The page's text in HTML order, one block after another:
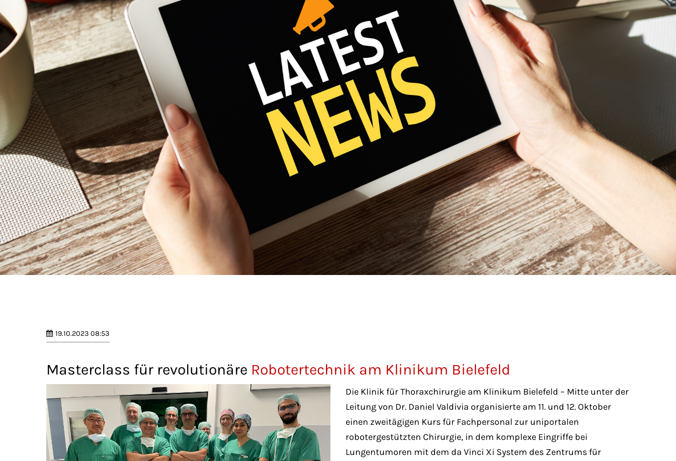
Mon - Fri 8:00am - 5:00pm
19.10.2023 08:53
Masterclass für revolutionäre Robotertechnik am Klinikum Bielefeld
Die Klinik für Thoraxchirurgie am Klinikum Bielefeld – Mitte unter der
Leitung von Dr. Daniel Valdivia organisierte am 11. und 12. Oktober
einen zweitägigen Kurs für Fachpersonal zur uniportalen
robotergestützten Chirurgie, in dem komplexe Eingriffe bei
Lungentumoren mit dem da Vinci Xi System des Zentrums für